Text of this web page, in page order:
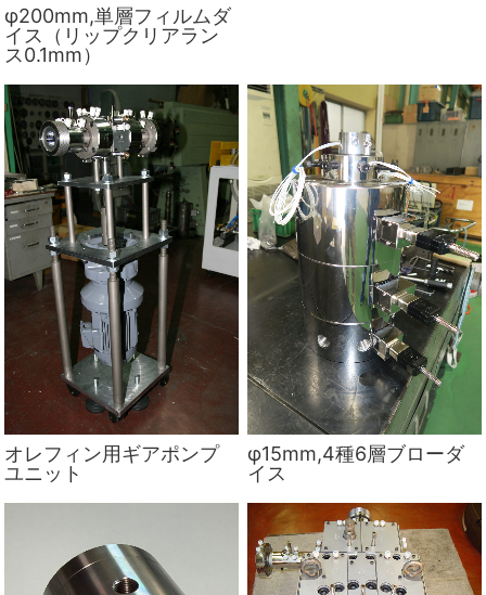
φ200mm,単層フィルムダ
イス（リップクリアラン
ス0.1mm）
オレフィン用ギアポンプ
ユニット
φ15mm,4種6層ブローダ
イス